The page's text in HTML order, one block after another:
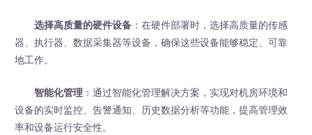
选择高质量的硬件设备 ：在硬件部署时，选择高质量的传感
器、执行器、数据采集器等设备，确保这些设备能够稳定、可靠
地工作。
智能化管理 ：通过智能化管理解决方案，实现对机房环境和
设备的实时监控、告警通知、历史数据分析等功能，提高管理效
率和设备运行安全性。